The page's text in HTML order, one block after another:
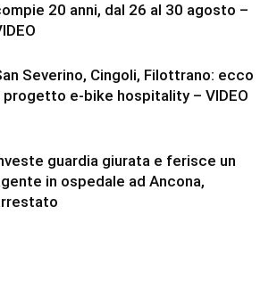
20 anni, dal 26 al 30 agosto –
Severino, Cingoli, Filottrano: ecco
progetto e-bike hospitality – VIDEO
guardia giurata e ferisce un
in ospedale ad Ancona,